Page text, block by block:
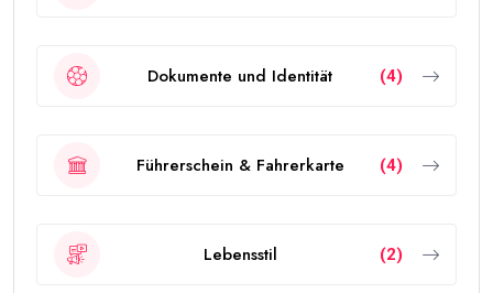
Dokumente und Identität (4)
Führerschein & Fahrerkarte (4)
Lebensstil (2)